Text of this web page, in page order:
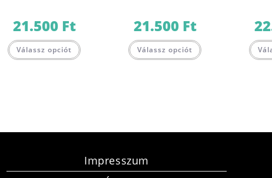
21.500 Ft
Válassz opciót
21.500 Ft
Válassz opciót
Impresszum